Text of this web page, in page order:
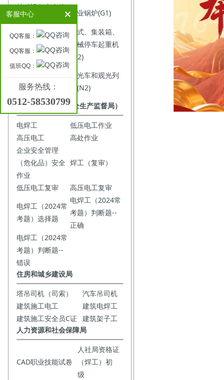
特种设备安全管
理(A)
工业锅炉(G1)
流动起重机(Q2)
塔式、集装箱、
机械停车起重机
(Q2)
特种设备焊接作
业（金属、非金
观光车和观光列
车(N2)
应急管理局（原安全生产监督局）
电焊工
低压电工作业
高压电工
高处作业
企业安全管理
（危化品）安全
作业
焊工（复审）
低压电工复审
高压电工复审
电焊工（2024常
考题）选择题
电焊工（2024常
考题）判断题--
正确
电焊工（2024常
考题）判断题--
错误
住房和城乡建设局
塔吊司机（司索）
汽车吊司机
建筑施工电工
建筑电焊工
建筑施工安全员C证
建筑架子工
人力资源和社会保障局
CAD职业技能试卷
人社局资格证
（焊工）初
级
客服中心
QQ客服：
QQ客服：
值班QQ：
服务热线：
0512-58530799